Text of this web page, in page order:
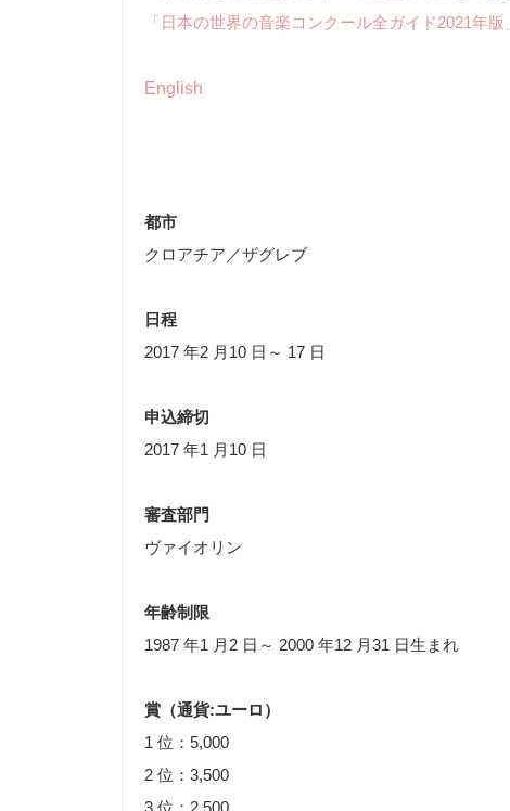
「日本の世界の音楽コンクール全ガイド2021年
English
都市
クロアチア／ザグレブ
日程
2017 年2 月10 日～ 17 日
申込締切
2017 年1 月10 日
審査部門
ヴァイオリン
年齢制限
1987 年1 月2 日～ 2000 年12 月31 日生まれ
賞（通貨:ユーロ）
1 位：5,000
2 位：3,500
3 位：2,500